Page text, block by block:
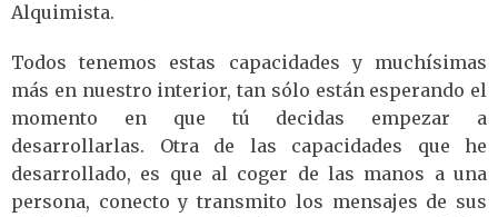
Alquimista.
Todos tenemos estas capacidades y muchísimas
más en nuestro interior, tan sólo están esperando el
momento en que tú decidas empezar a
desarrollarlas. Otra de las capacidades que he
desarrollado, es que al coger de las manos a una
persona, conecto y transmito los mensajes de sus